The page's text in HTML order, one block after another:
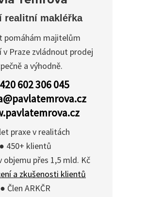
realitní makléřka
pomáhám majitelům
Praze zvládnout prodej
a výhodně.
602 306 045
praxe v realitách
● 450+ klientů
objemu přes 1,5 mld. Kč
a zkušenosti klientů
● Člen ARKČR